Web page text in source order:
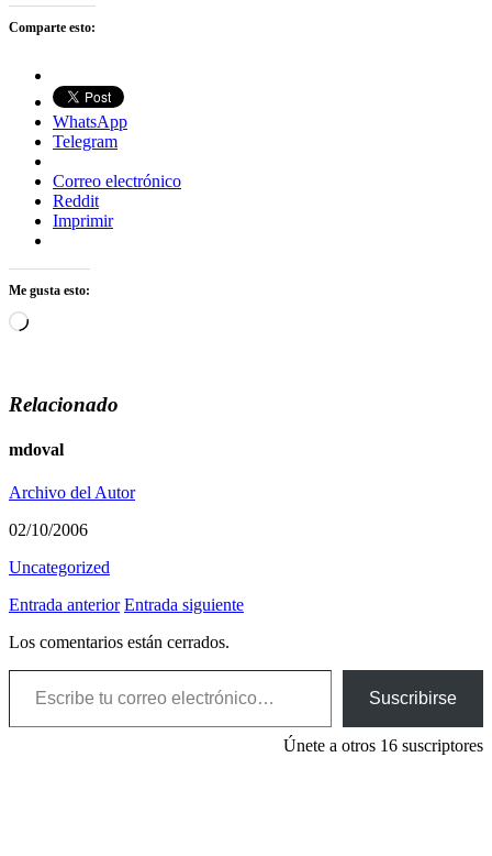
Comparte esto:
WhatsApp
Telegram
Correo electrónico
Reddit
Imprimir
Me gusta esto:
Cargando...
Relacionado
mdoval
Archivo del Autor
02/10/2006
Uncategorized
Entrada anterior Entrada siguiente
Los comentarios están cerrados.
Escribe tu correo electrónico…
Suscribirse
Únete a otros 16 suscriptores